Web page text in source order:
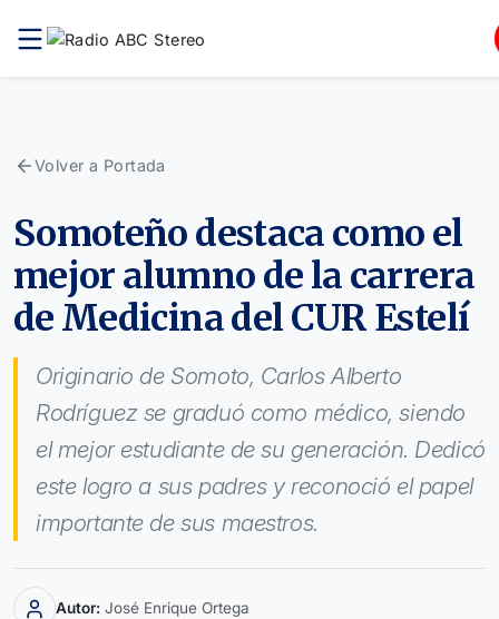
Volver a Portada
Somoteño destaca como el
mejor alumno de la carrera
de Medicina del CUR Estelí
Originario de Somoto, Carlos Alberto
Rodríguez se graduó como médico, siendo
el mejor estudiante de su generación. Dedicó
este logro a sus padres y reconoció el papel
importante de sus maestros.
Autor: José Enrique Ortega